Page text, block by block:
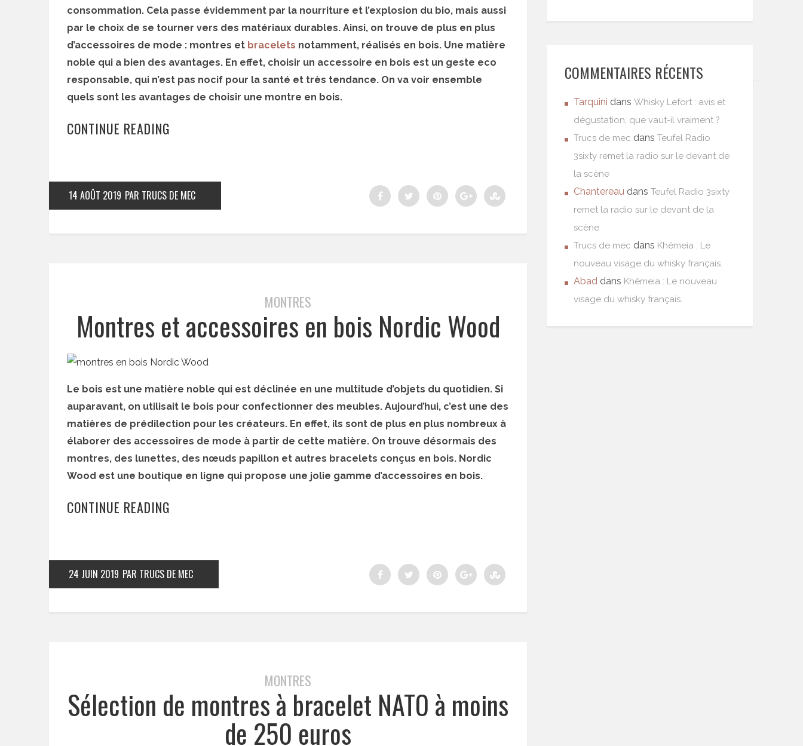
consommation. Cela passe évidemment par la nourriture et l’explosion du bio, mais aussi
par le choix de se tourner vers des matériaux durables. Ainsi, on trouve de plus en plus
d’accessoires de mode : montres et bracelets notamment, réalisés en bois. Une matière
noble qui a bien des avantages. En effet, choisir un accessoire en bois est un geste eco
responsable, qui n’est pas nocif pour la santé et très tendance. On va voir ensemble
quels sont les avantages de choisir une montre en bois.
CONTINUE READING
14 AOÛT 2019 PAR TRUCS DE MEC
MONTRES
Montres et accessoires en bois Nordic Wood
Le bois est une matière noble qui est déclinée en une multitude d’objets du quotidien. Si
auparavant, on utilisait le bois pour confectionner des meubles. Aujourd’hui, c’est une des
matières de prédilection pour les créateurs. En effet, ils sont de plus en plus nombreux à
élaborer des accessoires de mode à partir de cette matière. On trouve désormais des
montres, des lunettes, des nœuds papillon et autres bracelets conçus en bois. Nordic
Wood est une boutique en ligne qui propose une jolie gamme d’accessoires en bois.
CONTINUE READING
24 JUIN 2019 PAR TRUCS DE MEC
MONTRES
Sélection de montres à bracelet NATO à moins
de 250 euros
COMMENTAIRES RÉCENTS
Tarquini dans Whisky Lefort : avis et
dégustation, que vaut-il vraiment ?
Trucs de mec dans Teufel Radio
3sixty remet la radio sur le devant de
la scène
Chantereau dans Teufel Radio 3sixty
remet la radio sur le devant de la
scène
Trucs de mec dans Khêmeia : Le
nouveau visage du whisky français.
Abad dans Khêmeia : Le nouveau
visage du whisky français.